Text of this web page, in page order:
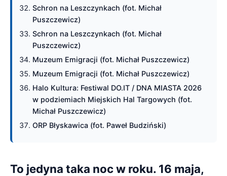
Schron na Leszczynkach (fot. Michał
Puszczewicz)
Schron na Leszczynkach (fot. Michał
Puszczewicz)
Muzeum Emigracji (fot. Michał Puszczewicz)
Muzeum Emigracji (fot. Michał Puszczewicz)
Halo Kultura: Festiwal DO.IT / DNA MIASTA 2026
w podziemiach Miejskich Hal Targowych (fot.
Michał Puszczewicz)
ORP Błyskawica (fot. Paweł Budziński)
To jedyna taka noc w roku. 16 maja,